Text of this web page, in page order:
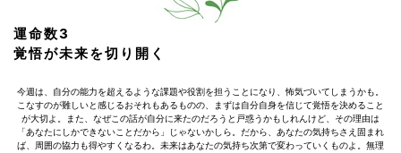
運命数3
覚悟が未来を切り開く
今週は、自分の能力を超えるような課題や役割を担うことになり、怖気づいてしまうかも。
こなすのが難しいと感じるおそれもあるものの、まずは自分自身を信じて覚悟を決めること
が大切よ。また、なぜこの話が自分に来たのだろうと戸惑うかもしれんけど、その理由は
「あなたにしかできないことだから」じゃないかしら。だから、あなたの気持ちさえ固まれ
ば、周囲の協力も得やすくなるわ。未来はあなたの気持ち次第で変わっていくものよ。無理